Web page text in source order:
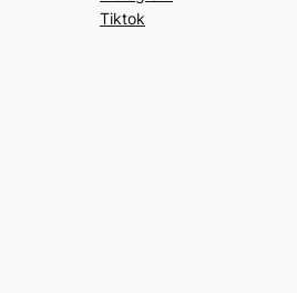
Tiktok